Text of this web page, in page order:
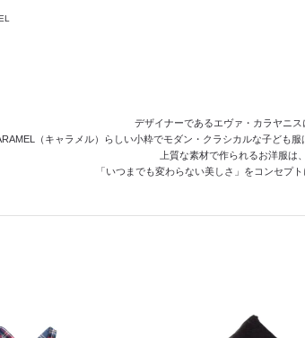
デザイナーであるエヴァ・カラヤニ
（キャラメル）らしい小粋でモダン・クラシカルな子ども
上質な素材で作られるお洋服は
「いつまでも変わらない美しさ」をコンセプ